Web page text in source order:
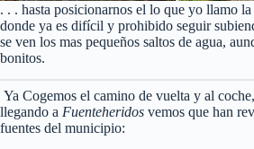
. . . hasta posicionarnos el lo que yo llamo la
donde ya es difícil y prohibido seguir
se ven los mas pequeños saltos de agua,
bonitos.
Ya Cogemos el camino de vuelta y al
llegando a Fuenteheridos vemos que han
fuentes del municipio: